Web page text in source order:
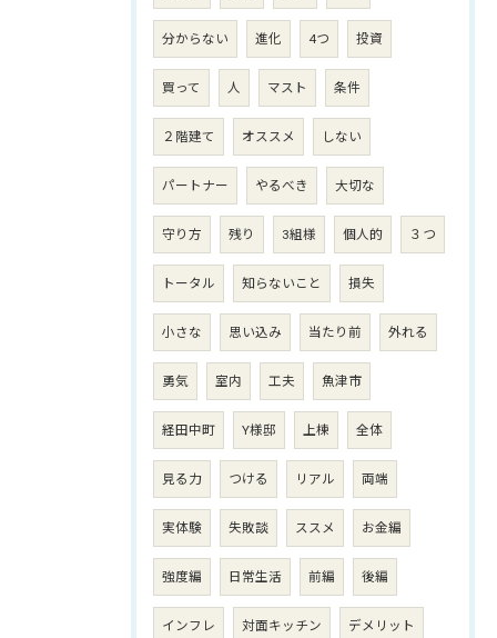
分からない 進化 4つ 投資
買って 人 マスト 条件
２階建て オススメ しない
パートナー やるべき 大切な
守り方 残り 3組様 個人的 ３つ
トータル 知らないこと 損失
小さな 思い込み 当たり前 外れる
勇気 室内 工夫 魚津市
経田中町 Y様邸 上棟 全体
見る力 つける リアル 両端
実体験 失敗談 ススメ お金編
強度編 日常生活 前編 後編
インフレ 対面キッチン デメリット